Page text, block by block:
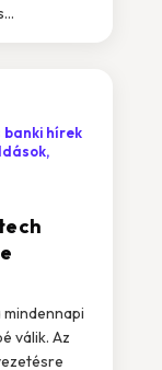
hírek
válik. Az